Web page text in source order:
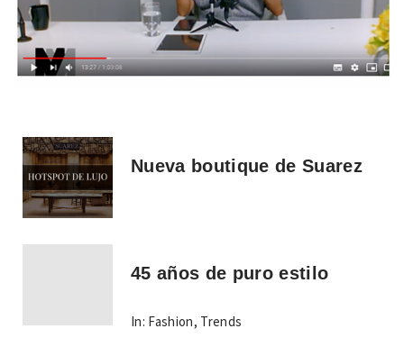
Nueva boutique de Suarez
45 años de puro estilo
In: Fashion, Trends